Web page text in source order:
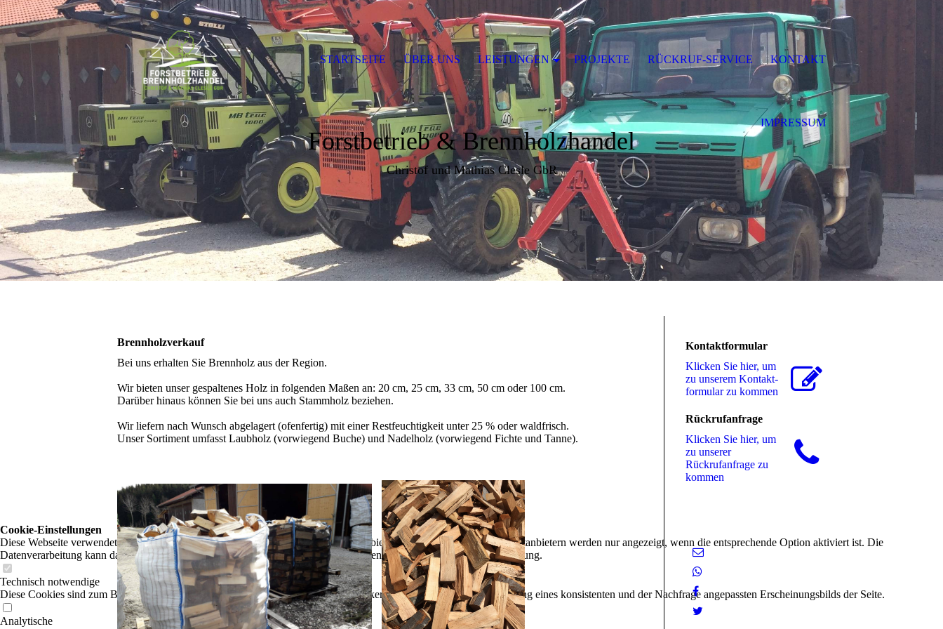
Brennholzverkauf
Bei uns erhalten Sie Brennholz aus der Region.
Wir bieten unser gespaltenes Holz in folgenden Maßen an: 20 cm, 25 cm, 33 cm, 50 cm oder 100 cm.
Darüber hinaus können Sie bei uns auch Stammholz beziehen.
Wir liefern nach Wunsch abgelagert (ofenfertig) mit einer Restfeuchtigkeit unter 25 % oder waldfrisch.
Unser Sortiment umfasst Laubholz (vorwiegend Buche) und Nadelholz (vorwiegend Fichte und Tanne).
Kontaktformular
Klicken Sie hier, um
zu unserem Kon­takt­
for­mu­lar zu kommen
Rückrufanfrage
Klicken Sie hier, um
zu unserer
Rückrufanfrage zu
kommen
Forstbetrieb & Brennholzhandel
Christof und Mathias Clesle GbR
STARTSEITE ÜBER UNS LEISTUNGEN PROJEKTE RÜCKRUF-SERVICE KONTAKT
IMPRESSUM
Cookie-Einstellungen
Diese Webseite verwendet Cookies, um Besuchern ein optimales Nutzererlebnis zu bieten. Bestimmte Inhalte von Drittanbietern werden nur angezeigt, wenn die entsprechende Option aktiviert ist. Die
Datenverarbeitung kann dann auch in einem Drittland erfolgen. Weitere Informationen hierzu in der Datenschutzerklärung.
Technisch notwendige
Diese Cookies sind zum Betrieb der Webseite notwendig, z.B. zum Schutz vor Hackerangriffen und zur Gewährleistung eines konsistenten und der Nachfrage angepassten Erscheinungsbilds der Seite.
Analytische